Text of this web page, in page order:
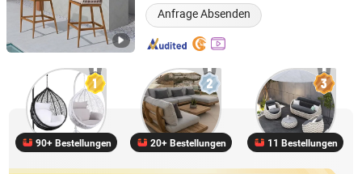
Anfrage Absenden
90+ Bestellungen 20+ Bestellungen 11 Bestellungen